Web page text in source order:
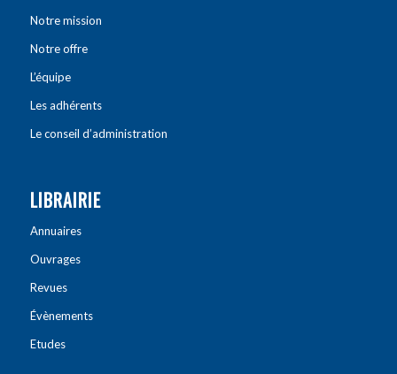
Notre mission
Notre offre
L’équipe
Les adhérents
Le conseil d’administration
LIBRAIRIE
Annuaires
Ouvrages
Revues
Évènements
Etudes